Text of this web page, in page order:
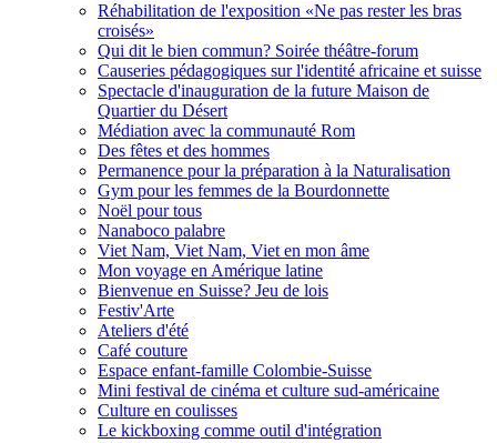
Réhabilitation de l'exposition «Ne pas rester les bras
croisés»
Qui dit le bien commun? Soirée théâtre-forum
Causeries pédagogiques sur l'identité africaine et suisse
Spectacle d'inauguration de la future Maison de
Quartier du Désert
Médiation avec la communauté Rom
Des fêtes et des hommes
Permanence pour la préparation à la Naturalisation
Gym pour les femmes de la Bourdonnette
Noël pour tous
Nanaboco palabre
Viet Nam, Viet Nam, Viet en mon âme
Mon voyage en Amérique latine
Bienvenue en Suisse? Jeu de lois
Festiv'Arte
Ateliers d'été
Café couture
Espace enfant-famille Colombie-Suisse
Mini festival de cinéma et culture sud-américaine
Culture en coulisses
Le kickboxing comme outil d'intégration